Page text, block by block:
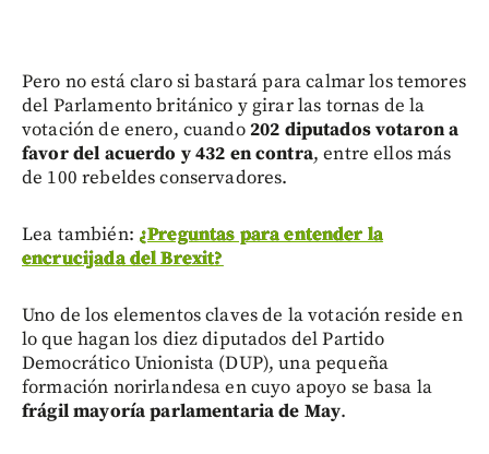
Pero no está claro si bastará para calmar los temores
del Parlamento británico y girar las tornas de la
votación de enero, cuando202 diputados votaron a
favor del acuerdo y 432 en contra, entre ellos más
de 100 rebeldes conservadores.
Lea también: ¿Preguntas para entender la
encrucijada del Brexit?
Uno de los elementos claves de la votación reside en
lo que hagan los diez diputados del Partido
Democrático Unionista (DUP), una pequeña
formación norirlandesa en cuyo apoyo se basa la
frágil mayoría parlamentaria de May.